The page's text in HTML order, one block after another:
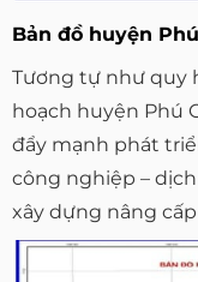
Bản đồ huyện
Tương tự như quy
hoạch huyện Phú
đẩy mạnh phát
công nghiệp –
xây dựng nâng